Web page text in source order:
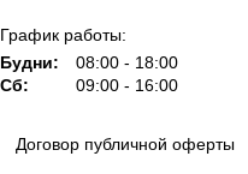
График работы:
Будни:
08:00 - 18:00
Сб:
09:00 - 16:00
Договор публичной оферты